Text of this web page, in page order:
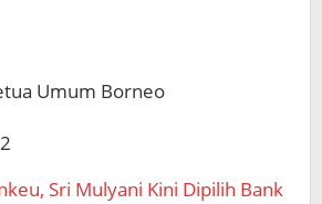
Umum Borneo
Sri Mulyani Kini Dipilih Bank